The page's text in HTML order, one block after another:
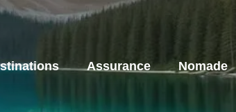
Assurance Nomade